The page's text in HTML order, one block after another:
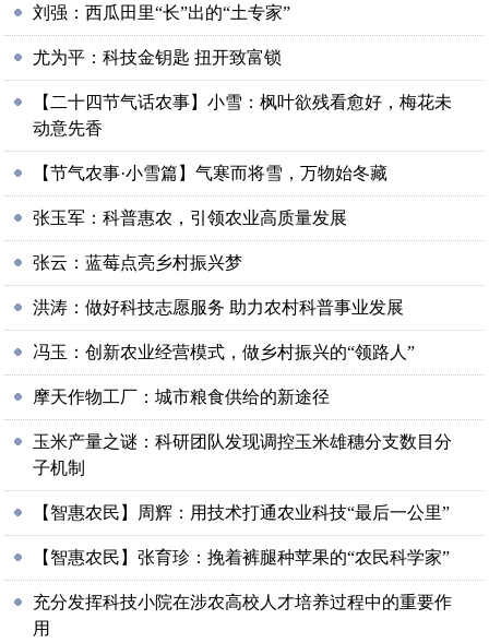
刘强：西瓜田里“长”出的“土专家”
尤为平：科技金钥匙 扭开致富锁
【二十四节气话农事】小雪：枫叶欲残看愈好，梅花未
动意先香
【节气农事·小雪篇】气寒而将雪，万物始冬藏
张玉军：科普惠农，引领农业高质量发展
张云：蓝莓点亮乡村振兴梦
洪涛：做好科技志愿服务 助力农村科普事业发展
冯玉：创新农业经营模式，做乡村振兴的“领路人”
摩天作物工厂：城市粮食供给的新途径
玉米产量之谜：科研团队发现调控玉米雄穗分支数目分
子机制
【智惠农民】周辉：用技术打通农业科技“最后一公里”
【智惠农民】张育珍：挽着裤腿种苹果的“农民科学家”
充分发挥科技小院在涉农高校人才培养过程中的重要作
用